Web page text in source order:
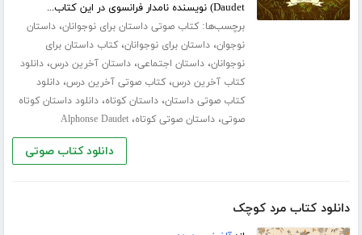
Daudet) نویسنده نامدار فرانسوی در این کتاب...
برچسب‌ها:کتاب صوتی داستان برای نوجوانان،داستان
نوجوان،داستان برای نوجوانان،کتاب داستان برای
نوجوانان،داستان اجتماعی،داستان آخرین درس،دانلود
کتاب آخرین درس،کتاب صوتی آخرین درس،دانلود
کتاب صوتی داستان،داستان کوتاه،دانلود داستان کوتاه
صوتی،داستان صوتی کوتاه،Alphonse Daudet
دانلود کتاب صوتی
دانلود کتاب مرد کوچک